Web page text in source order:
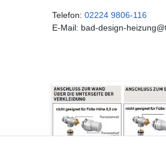
Telefon: 02224 9806-116
E-Mail: bad-design-